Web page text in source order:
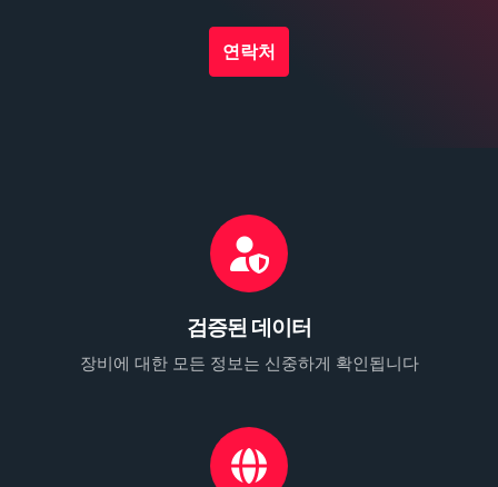
연락처
검증된 데이터
장비에 대한 모든 정보는 신중하게 확인됩니다